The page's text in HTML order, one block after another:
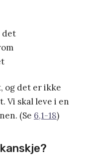
det
og det er ikke
Vi skal leve i en
(Se 6,1-18)